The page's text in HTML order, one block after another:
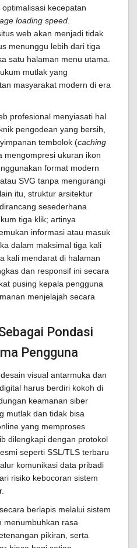
kecepatan
loading speed
web akan menjadi tidak
menunggu lebih dari tiga
satu halaman menu utama.
mutlak yang
masyarakat modern di era
profesional menyiasati hal
pengodean yang bersih,
tembolok (caching
mengompresi ukuran ikon
format modern
SVG tanpa mengurangi
itu, struktur arsitektur
sesederhana
tiga klik; artinya
informasi atau masuk
dalam maksimal tiga kali
kali mendarat di halaman
dan responsif ini secara
pusing kepala pengguna
menjelajah secara
Pondasi
Pengguna
visual antarmuka dan
harus berdiri kokoh di
keamanan siber
mutlak dan tidak bisa
yang memproses
dilengkapi dengan protokol
seperti SSL/TLS terbaru
komunikasi data pribadi
risiko kebocoran sistem
berlapis melalui sistem
menumbuhkan rasa
pikiran, serta